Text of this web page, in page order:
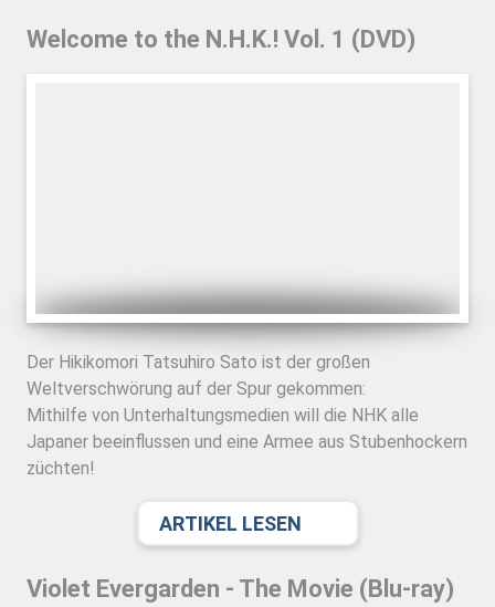
Welcome to the N.H.K.! Vol. 1 (DVD)
Der Hikikomori Tatsuhiro Sato ist der großen
Weltverschwörung auf der Spur gekommen:
Mithilfe von Unterhaltungsmedien will die NHK alle
Japaner beeinflussen und eine Armee aus Stubenhockern
züchten!
ARTIKEL LESEN
Violet Evergarden - The Movie (Blu-ray)